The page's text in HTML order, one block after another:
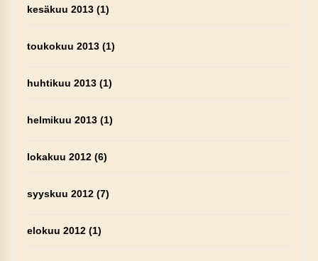
kesäkuu 2013(1)
toukokuu 2013(1)
huhtikuu 2013(1)
helmikuu 2013(1)
lokakuu 2012(6)
syyskuu 2012(7)
elokuu 2012(1)